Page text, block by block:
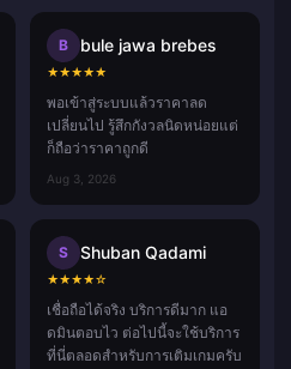
B bule jawa brebes
★★★★★
พอเข้าสู่ระบบแล้วราคาลด
เปลี่ยนไป รู้สึกกังวลนิดหน่อยแต่
ก็ถือว่าราคาถูกดี
Aug 3, 2026
S Shuban Qadami
★★★★☆
เชื่อถือได้จริง บริการดีมาก แอ
ดมินตอบไว ต่อไปนี้จะใช้บริการ
ที่นี่ตลอดสำหรับการเติมเกมครับ